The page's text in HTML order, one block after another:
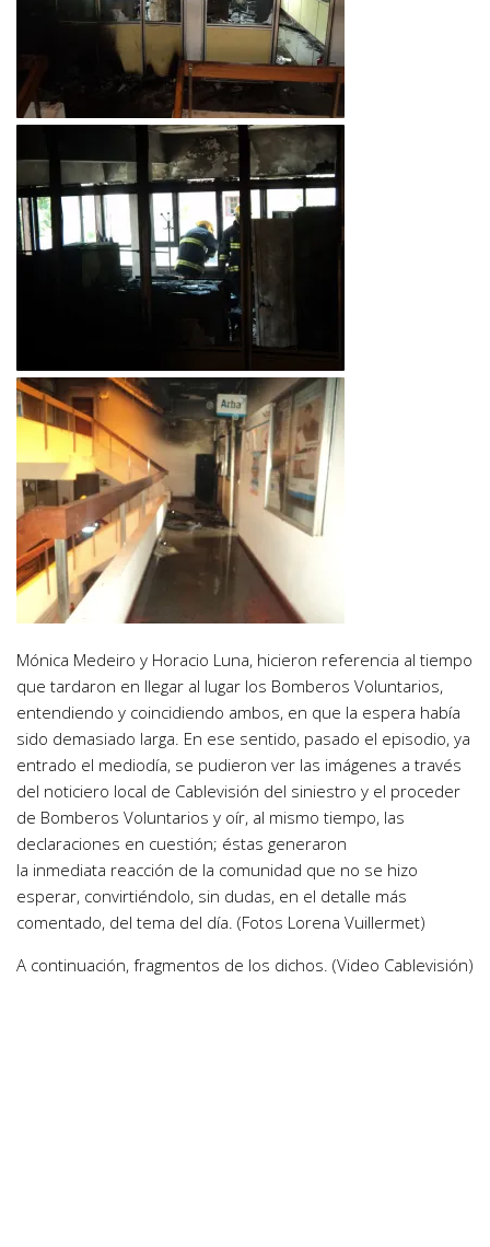
Mónica Medeiro y Horacio Luna, hicieron referencia al tiempo
que tardaron en llegar al lugar los Bomberos Voluntarios,
entendiendo y coincidiendo ambos, en que la espera había
sido demasiado larga. En ese sentido, pasado el episodio, ya
entrado el mediodía, se pudieron ver las imágenes a través
del noticiero local de Cablevisión del siniestro y el proceder
de Bomberos Voluntarios y oír, al mismo tiempo, las
declaraciones en cuestión; éstas generaron
la inmediata reacción de la comunidad que no se hizo
esperar, convirtiéndolo, sin dudas, en el detalle más
comentado, del tema del día. (Fotos Lorena Vuillermet)
A continuación, fragmentos de los dichos. (Video Cablevisión)